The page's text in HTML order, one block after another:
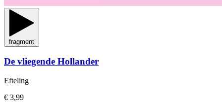
fragment
De vliegende Hollander
Efteling
€ 3,99